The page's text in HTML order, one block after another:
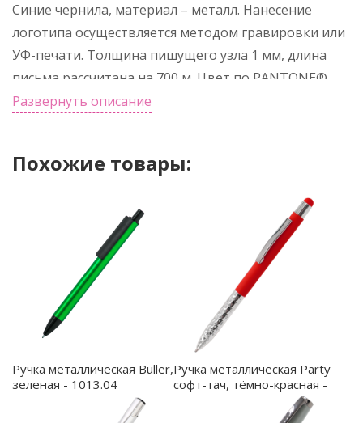
Синие чернила, материал – металл. Нанесение
логотипа осуществляется методом гравировки или
УФ-печати. Толщина пишущего узла 1 мм, длина
письма рассчитана на 700 м. Цвет по PANTONE®
(максимально приближен): 186 C (корпус).
Развернуть описание
Похожие товары:
Ручка металлическая Buller,
зеленая - 1013.04
Ручка металлическая Party
софт-тач, тёмно-красная -